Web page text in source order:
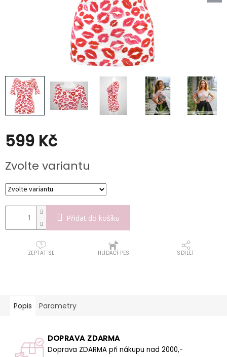
Slevy
599 Kč
cena:
Zvolte variantu
Přidat do košíku
ZEPTAT SE HLÍDACÍ PES SDÍLET
Popis Parametry
DOPRAVA ZDARMA
Doprava ZDARMA při nákupu nad 2000,-